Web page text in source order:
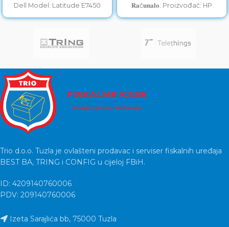
Dell Model: Latitude E7450
Procesor: i7-5600U
𝐑𝐚č𝐮𝐧𝐚𝐥𝐨: Proizvođač: HP
Model: EliteDesk
Trio d.o.o. Tuzla je ovlašteni prodavac i serviser fiskalnih uređaja
BEST BA, TRING i CONFIG u cijeloj FBiH.
ID: 4209140760006
PDV: 209140760006
Izeta Sarajlića bb, 75000 Tuzla